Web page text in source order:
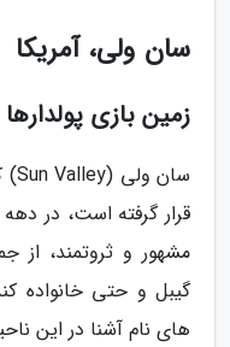
سان ولی، آمریکا
زمین بازی پولدارها
مشهور و ثروتمند، از
گیبل و حتی خانواده
های نام آشنا در این